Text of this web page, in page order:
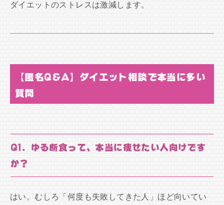
ダイエットのストレスは激減します。
【匿名Q&A】ダイエット相談で本当に多い
質問
Q1. ゆる断食って、本当に痩せたい人向けです
か？
はい。むしろ「何度も失敗してきた人」ほど向いてい